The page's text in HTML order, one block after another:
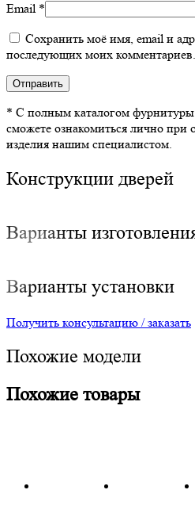
Email *
Сохранить моё имя, email и
последующих моих комментариев.
* С полным каталогом
сможете ознакомиться лично при
изделия нашим специалистом.
Конструкции дверей
Варианты
Варианты установки
Получить консультацию / заказать
Похожие модели
Похожие товары